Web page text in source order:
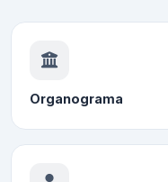
Organograma